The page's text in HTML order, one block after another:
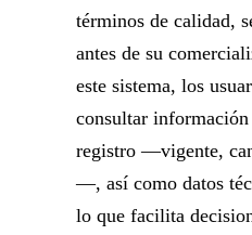
términos de calidad,
antes de su
este sistema, los
consultar
registro —vigente,
—, así como datos
lo que facilita